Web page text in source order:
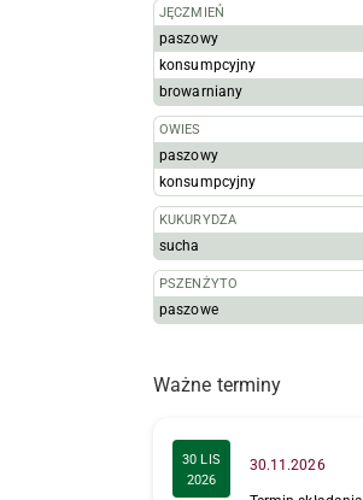
JĘCZMIEŃ
paszowy
konsumpcyjny
browarniany
OWIES
paszowy
konsumpcyjny
KUKURYDZA
sucha
PSZENŻYTO
paszowe
Ważne terminy
30 LIS
2026
30.11.2026